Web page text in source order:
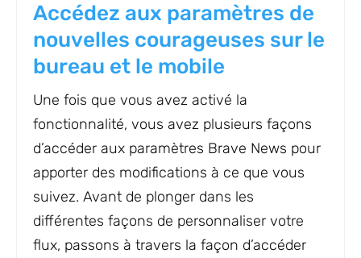
Accédez aux paramètres de
nouvelles courageuses sur le
bureau et le mobile
Une fois que vous avez activé la
fonctionnalité, vous avez plusieurs façons
d’accéder aux paramètres Brave News pour
apporter des modifications à ce que vous
suivez. Avant de plonger dans les
différentes façons de personnaliser votre
flux, passons à travers la façon d’accéder